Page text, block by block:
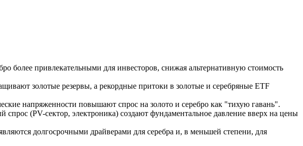
более привлекательными для инвесторов, снижая альтернативную стоимость
золотые резервы, а рекордные притоки в золотые и серебряные ETF
напряженности повышают спрос на золото и серебро как "тихую гавань".
(PV-сектор, электроника) создают фундаментальное давление вверх на цены
долгосрочными драйверами для серебра и, в меньшей степени, для